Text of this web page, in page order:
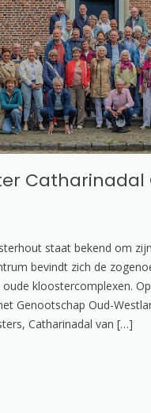
staat bekend om
bevindt zich de
kloostercomplexen.
Genootschap Oud-
Catharinadal van […]